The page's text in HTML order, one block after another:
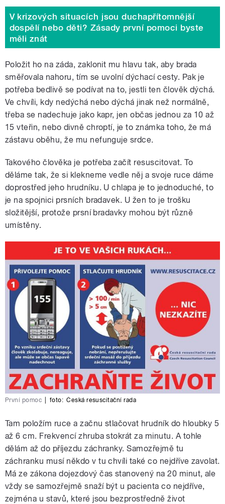
V krizových situacích jsou duchapřítomnější
dospělí nebo děti? Zásady první pomoci byste
měli znát
Položit ho na záda, zaklonit mu hlavu tak, aby brada
směřovala nahoru, tím se uvolní dýchací cesty. Pak je
potřeba bedlivě se podívat na to, jestli ten člověk dýchá.
Ve chvíli, kdy nedýchá nebo dýchá jinak než normálně,
třeba se nadechuje jako kapr, jen občas jednou za 10 až
15 vteřin, nebo divně chroptí, je to známka toho, že má
zástavu oběhu, že mu nefunguje srdce.
Takového člověka je potřeba začít resuscitovat. To
děláme tak, že si klekneme vedle něj a svoje ruce dáme
doprostřed jeho hrudníku. U chlapa je to jednoduché, to
je na spojnici prsních bradavek. U žen to je trošku
složitější, protože prsní bradavky mohou být různě
umístěny.
První pomoc foto: Česká resuscitační rada
Tam položím ruce a začnu stlačovat hrudník do hloubky 5
až 6 cm. Frekvencí zhruba stokrát za minutu. A tohle
dělám až do příjezdu záchranky. Samozřejmě tu
záchranku musí někdo v tu chvíli také co nejdříve zavolat.
Má ze zákona dojezdový čas stanovený na 20 minut, ale
vždy se samozřejmě snaží být u pacienta co nejdříve,
zejména u stavů, které jsou bezprostředně život